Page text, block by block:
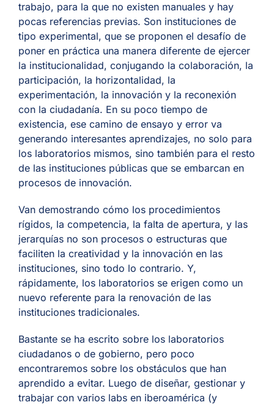
trabajo, para la que no existen manuales y hay
pocas referencias previas. Son instituciones de
tipo experimental, que se proponen el desafío de
poner en práctica una manera diferente de ejercer
la institucionalidad, conjugando la colaboración, la
participación, la horizontalidad, la
experimentación, la innovación y la reconexión
con la ciudadanía. En su poco tiempo de
existencia, ese camino de ensayo y error va
generando interesantes aprendizajes, no solo para
los laboratorios mismos, sino también para el resto
de las instituciones públicas que se embarcan en
procesos de innovación.
Van demostrando cómo los procedimientos
rígidos, la competencia, la falta de apertura, y las
jerarquías no son procesos o estructuras que
faciliten la creatividad y la innovación en las
instituciones, sino todo lo contrario. Y,
rápidamente, los laboratorios se erigen como un
nuevo referente para la renovación de las
instituciones tradicionales.
Bastante se ha escrito sobre los laboratorios
ciudadanos o de gobierno, pero poco
encontraremos sobre los obstáculos que han
aprendido a evitar. Luego de diseñar, gestionar y
trabajar con varios labs en iberoamérica (y